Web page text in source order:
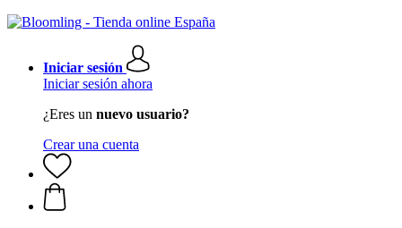
Iniciar sesión
Iniciar sesión ahora
¿Eres un nuevo usuario?
Crear una cuenta